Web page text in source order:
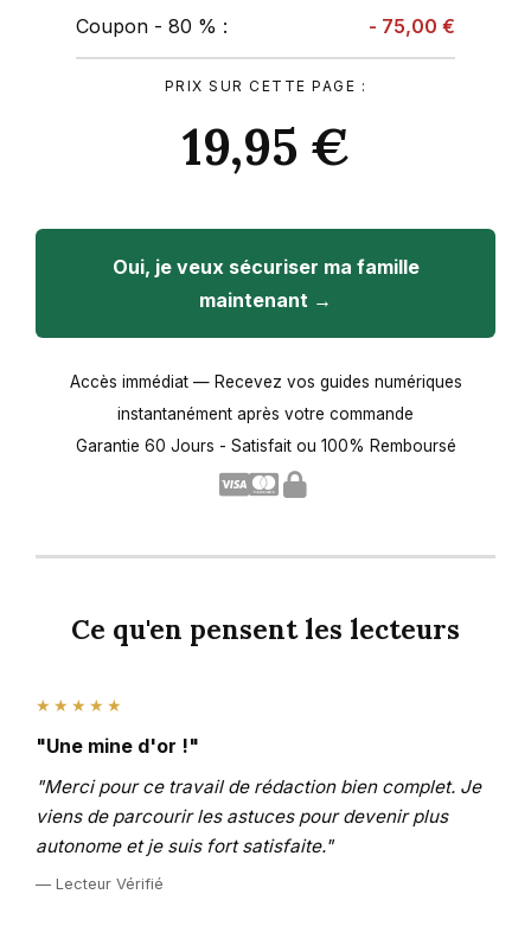
Coupon - 80 % :
- 75,00 €
PRIX SUR CETTE PAGE :
19,95 €
Oui, je veux sécuriser ma famille
maintenant →
Accès immédiat — Recevez vos guides numériques
instantanément après votre commande
Garantie 60 Jours - Satisfait ou 100% Remboursé
Ce qu'en pensent les lecteurs
★★★★★
"Une mine d'or !"
"Merci pour ce travail de rédaction bien complet. Je
viens de parcourir les astuces pour devenir plus
autonome et je suis fort satisfaite."
— Lecteur Vérifié